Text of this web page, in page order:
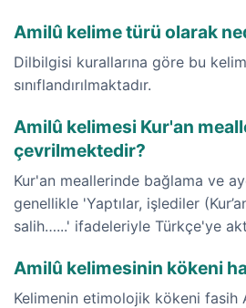
Amilû kelime türü olarak
Dilbilgisi kurallarına göre bu
sınıflandırılmaktadır.
Amilû kelimesi Kur'an
çevrilmektedir?
Kur'an meallerinde bağlama ve
genellikle 'Yaptılar, işlediler
salih…...' ifadeleriyle Türkçe'ye
Amilû kelimesinin kökeni
Kelimenin etimolojik kökeni fasih